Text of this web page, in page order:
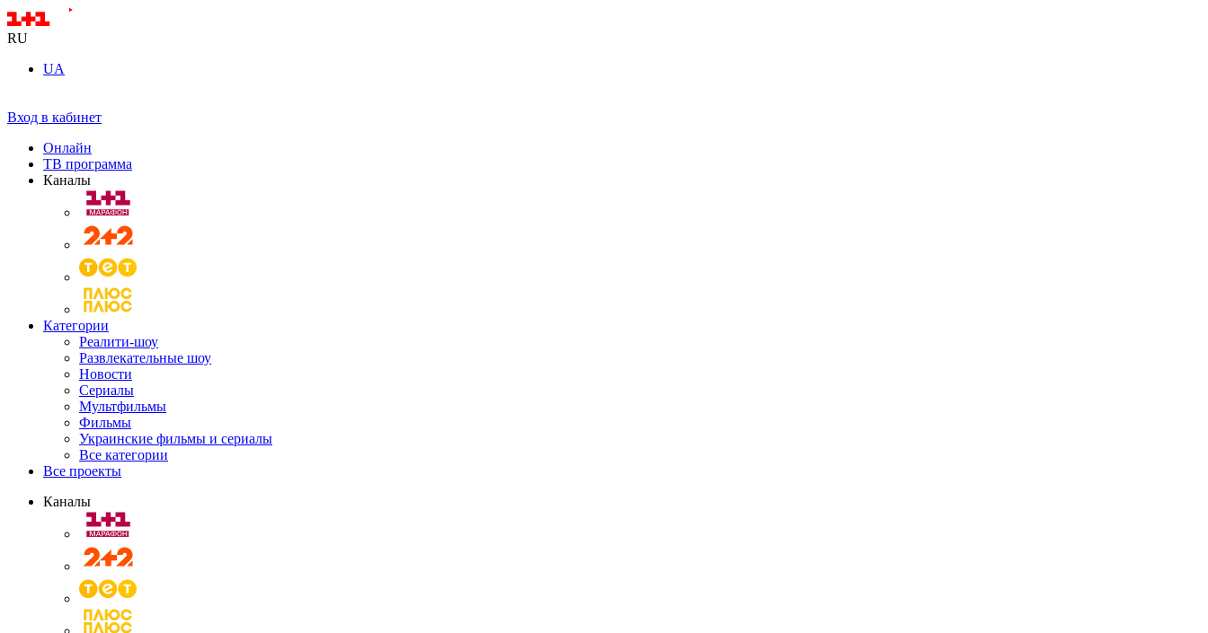
RU
UA
Вход в кабинет
Онлайн
ТВ программа
Каналы
Категории
Реалити-шоу
Развлекательные шоу
Новости
Сериалы
Мультфильмы
Фильмы
Украинские фильмы и сериалы
Все категории
Все проекты
Каналы